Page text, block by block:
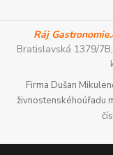
Ráj
Bratislavská 1379/
Firma Dušan
živnostenskéhoúřadu